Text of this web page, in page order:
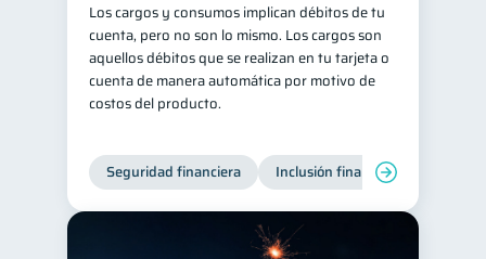
Productos financieros 11
Organización Financiera 10
Deudas Préstamos
Tarjeta de crédito 6
Historial crediticio
Los cargos y consumos implican débitos de tu
cuenta, pero no son lo mismo. Los cargos son
aquellos débitos que se realizan en tu tarjeta o
cuenta de manera automática por motivo de
costos del producto.
Seguridad financiera Inclusión financiera